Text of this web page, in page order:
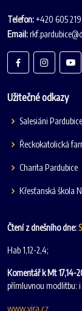
Telefon:+420 605
Email:
Užitečné odkazy
Salesiáni Pardubice
Řeckokatolická
Charita Pardubice
Křesťanská škola
Čtení z dnešního dne:
Hab 1,12-2,4;
Komentář k Mt 17,14-
přímluvnou modlitbu: i
www.vira.cz